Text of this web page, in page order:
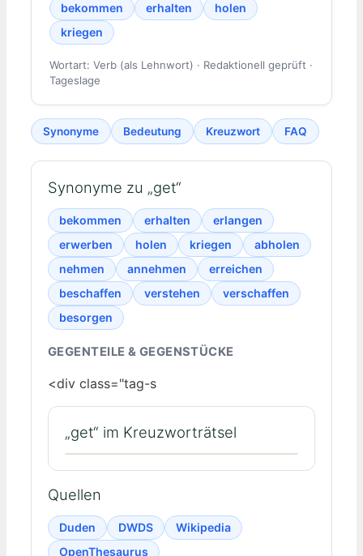
bekommen erhalten
holen
kriegen
Wortart: Verb (als Lehnwort) · Redaktionell geprüft ·
Tageslage
Synonyme Bedeutung Kreuzwort FAQ
Synonyme zu „get“
bekommen erhalten
erlangen
erwerben
holen kriegen
abholen
nehmen
annehmen
erreichen
beschaffen
verstehen
verschaffen
besorgen
GEGENTEILE & GEGENSTÜCKE
<div class="tag-s
„get“ im Kreuzworträtsel
Quellen
Duden DWDS
Wikipedia
OpenThesaurus